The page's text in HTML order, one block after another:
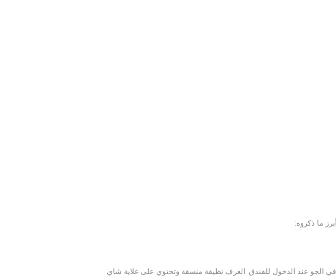
ما ذكروه:
في الجو عند الدخول للفندق. الغرف نظيفة منسقة وتحتوي على غلاية شاي